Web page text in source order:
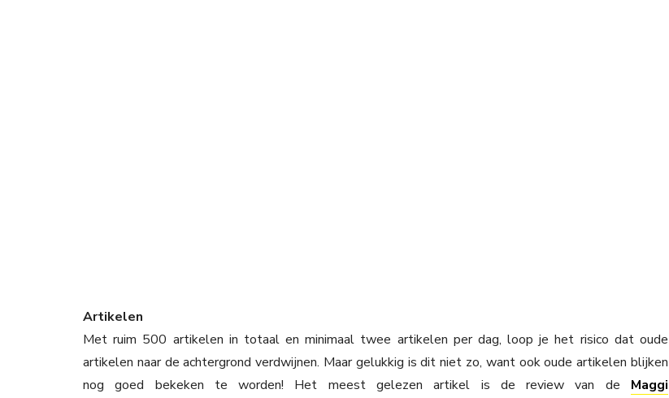
Artikelen
Met ruim 500 artikelen in totaal en minimaal twee artikelen per dag, loop je het risico dat oude
artikelen naar de achtergrond verdwijnen. Maar gelukkig is dit niet zo, want ook oude artikelen blijken
nog goed bekeken te worden! Het meest gelezen artikel is de review van de Maggi